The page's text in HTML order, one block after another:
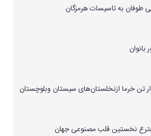
نخستین قلب مصنوعی جهان